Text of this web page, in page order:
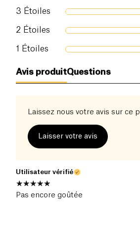
jusqu'à 15 minutes. Chaque
contient 20 sachets de thé
100% d'ingrédients issus de
biologique et de l'éthique :
(25%), écorce d'orange, fleur de
girofle, poivre noir.
3 Étoiles
2 Étoiles
1 Étoiles
Avis produitQuestions
Laissez nous votre avis sur ce
Laisser votre avis
Utilisateur vérifié
Pas encore goûtée